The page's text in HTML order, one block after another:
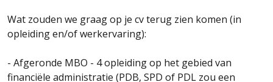
Wat zouden we graag op je cv terug zien komen (in
opleiding en/of werkervaring):
- Afgeronde MBO - 4 opleiding op het gebied van
financiële administratie (PDB, SPD of PDL zou een